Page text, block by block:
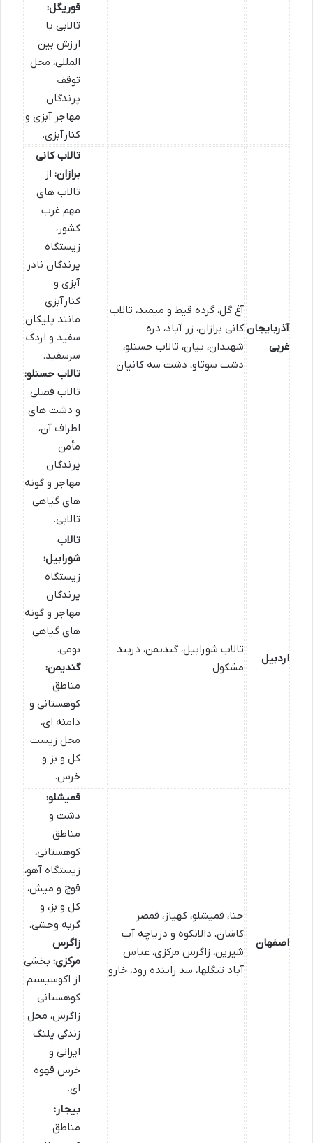
قوریگل:
تالابی با
ارزش بین
المللی، محل
توقف
پرندگان
مهاجر آبزی و
کنارآبزی.
آذربایجان
غربی
آغ گل، گرده قیط و میمند، تالاب
کانی برازان، زر آباد، دره
شهیدان، بیان، تالاب حسنلو،
دشت سوتاو، دشت سه کانیان
تالاب کانی
برازان: از
تالاب های
مهم غرب
کشور،
زیستگاه
پرندگان نادر
آبزی و
کنارآبزی
مانند پلیکان
سفید و اردک
سرسفید.
تالاب حسنلو:
تالاب فصلی
و دشت های
اطراف آن،
مأمن
پرندگان
مهاجر و گونه
های گیاهی
تالابی.
اردبیل
تالاب شورابیل، گندیمن، دربند
مشکول
تالاب
شورابیل:
زیستگاه
پرندگان
مهاجر و گونه
های گیاهی
بومی.
گندیمن:
مناطق
کوهستانی و
دامنه ای،
محل زیست
کل و بز و
خرس.
اصفهان
حنا، قمیشلو، کهیاز، قمصر
کاشان، دالانکوه و دریاچه آب
شیرین، زاگرس مرکزی، عباس
آباد تنگلها، سد زاینده رود، خارو
قمیشلو:
دشت و
مناطق
کوهستانی،
زیستگاه آهو،
قوچ و میش،
کل و بز، و
گربه وحشی.
زاگرس
مرکزی: بخشی
از اکوسیستم
کوهستانی
زاگرس، محل
زندگی پلنگ
ایرانی و
خرس قهوه
ای.
بیجار:
مناطق